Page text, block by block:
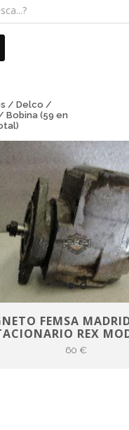
/ Delco /
Bobina (59 en
FEMSA
REX
60 €